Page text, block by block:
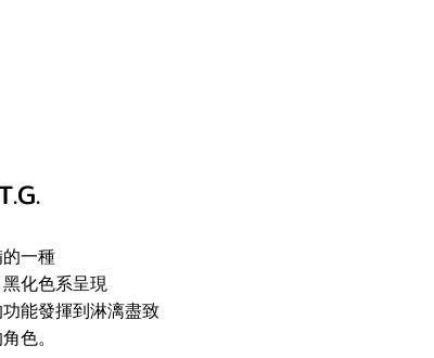
一種
化色系呈現
能發揮到淋漓盡致
色。